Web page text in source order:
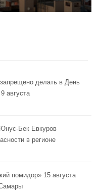
делать в День
августа
Бек Евкуров
в регионе
помидор» 15 августа